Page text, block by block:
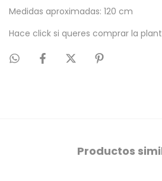
Medidas aproximadas: 120 cm
Hace click si queres comprar la
Productos